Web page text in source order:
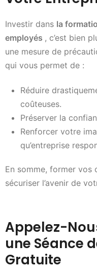
Investir dans la
employés , c’est bien
une mesure de
qui vous permet de :
Réduire
coûteuses.
Préserver la
Renforcer votre
qu’entreprise
En somme, former vos
sécuriser l’avenir de
Appelez-
une Séance
Gratuite